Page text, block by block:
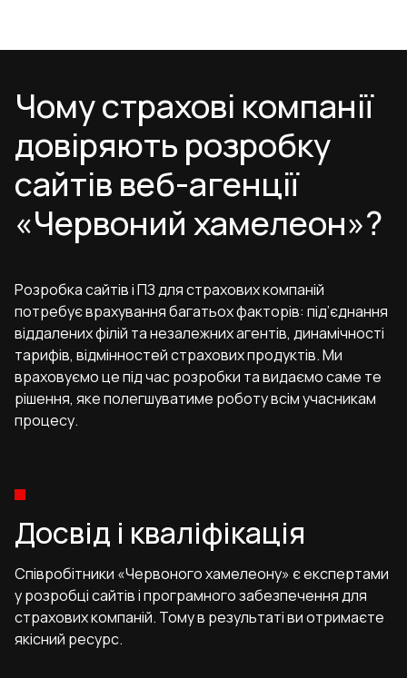
Чому страхові компанії
довіряють розробку
сайтів веб-агенції
«Червоний хамелеон»?
Розробка сайтів і ПЗ для страхових компаній
потребує врахування багатьох факторів: під’єднання
віддалених філій та незалежних агентів, динамічності
тарифів, відмінностей страхових продуктів. Ми
враховуємо це під час розробки та видаємо саме те
рішення, яке полегшуватиме роботу всім учасникам
процесу.
Досвід і кваліфікація
Співробітники «Червоного хамелеону» є експертами
у розробці сайтів і програмного забезпечення для
страхових компаній. Тому в результаті ви отримаєте
якісний ресурс.